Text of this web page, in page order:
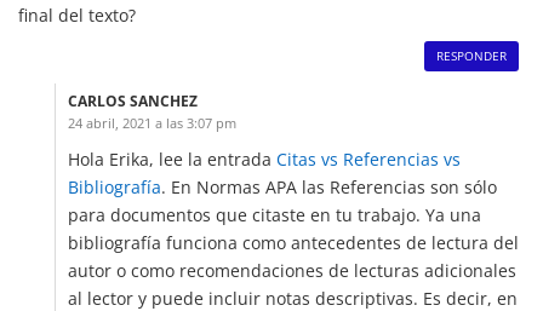
final del texto?
RESPONDER
CARLOS SANCHEZ
24 abril, 2021 a las 3:07 pm
Hola Erika, lee la entrada Citas vs Referencias vs
Bibliografía. En Normas APA las Referencias son sólo
para documentos que citaste en tu trabajo. Ya una
bibliografía funciona como antecedentes de lectura del
autor o como recomendaciones de lecturas adicionales
al lector y puede incluir notas descriptivas. Es decir, en